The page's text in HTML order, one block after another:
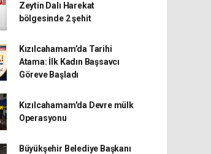
Zeytin Dalı Harekat
bölgesinde 2 şehit
Kızılcahamam’da Tarihi
Atama: İlk Kadın Başsavcı
Göreve Başladı
Kızılcahamam'da Devre mülk
Operasyonu
Büyükşehir Belediye Başkanı